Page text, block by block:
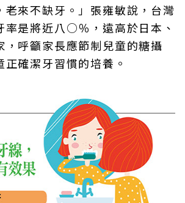
老來不缺牙。」張雍敏說，台灣
率是將近八○％，遠高於日本、
，呼籲家長應節制兒童的糖攝
確潔牙習慣的培養。